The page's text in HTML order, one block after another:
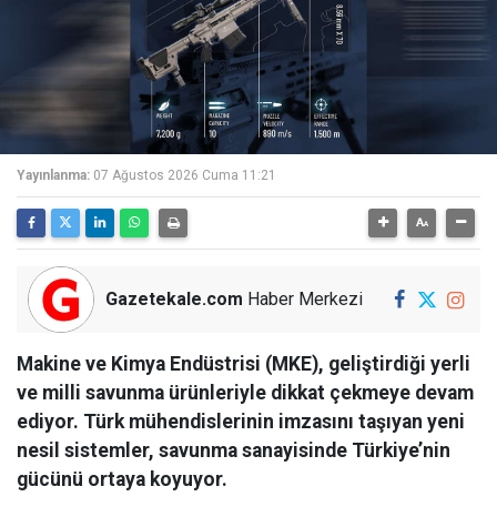
Yayınlanma: 07 Ağustos 2026 Cuma 11:21
Gazetekale.com Haber Merkezi
Makine ve Kimya Endüstrisi (MKE), geliştirdiği yerli
ve milli savunma ürünleriyle dikkat çekmeye devam
ediyor. Türk mühendislerinin imzasını taşıyan yeni
nesil sistemler, savunma sanayisinde Türkiye’nin
gücünü ortaya koyuyor.